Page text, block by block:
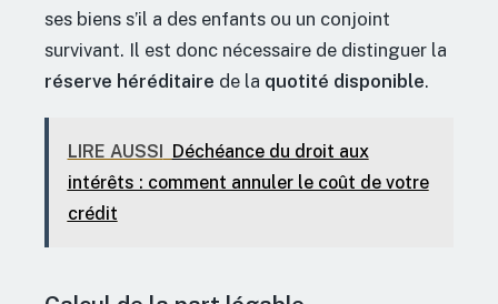
ses biens s’il a des enfants ou un conjoint
survivant. Il est donc nécessaire de distinguer la
réserve héréditaire de la quotité disponible.
LIRE AUSSI
Déchéance du droit aux
intérêts : comment annuler le coût de votre
crédit